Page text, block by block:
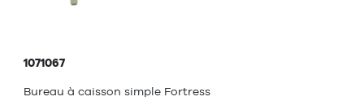
1071067
Bureau à caisson simple Fortress